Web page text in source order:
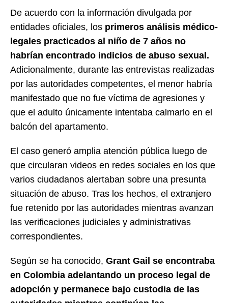
De acuerdo con la información divulgada por
entidades oficiales, los primeros análisis médico-
legales practicados al niño de 7 años no
habrían encontrado indicios de abuso sexual.
Adicionalmente, durante las entrevistas realizadas
por las autoridades competentes, el menor habría
manifestado que no fue víctima de agresiones y
que el adulto únicamente intentaba calmarlo en el
balcón del apartamento.
El caso generó amplia atención pública luego de
que circularan videos en redes sociales en los que
varios ciudadanos alertaban sobre una presunta
situación de abuso. Tras los hechos, el extranjero
fue retenido por las autoridades mientras avanzan
las verificaciones judiciales y administrativas
correspondientes.
Según se ha conocido, Grant Gail se encontraba
en Colombia adelantando un proceso legal de
adopción y permanece bajo custodia de las